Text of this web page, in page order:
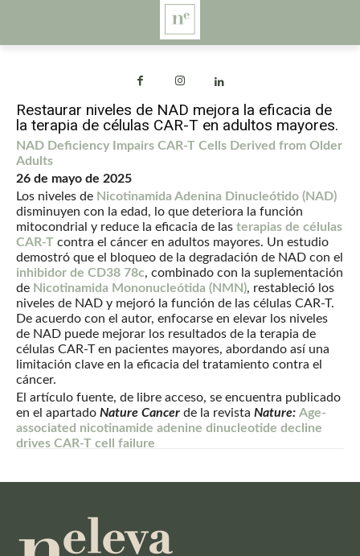
Restaurar niveles de NAD mejora la eficacia de
la terapia de células CAR-T en adultos mayores.
NAD Deficiency Impairs CAR-T Cells Derived from Older
Adults
26 de mayo de 2025
Los niveles de Nicotinamida Adenina Dinucleótido (NAD)
disminuyen con la edad, lo que deteriora la función
mitocondrial y reduce la eficacia de las terapias de células
CAR-T contra el cáncer en adultos mayores. Un estudio
demostró que el bloqueo de la degradación de NAD con el
inhibidor de CD38 78c, combinado con la suplementación
de Nicotinamida Mononucleótida (NMN), restableció los
niveles de NAD y mejoró la función de las células CAR-T.
De acuerdo con el autor, enfocarse en elevar los niveles
de NAD puede mejorar los resultados de la terapia de
células CAR-T en pacientes mayores, abordando así una
limitación clave en la eficacia del tratamiento contra el
cáncer.
El artículo fuente, de libre acceso, se encuentra publicado
en el apartado Nature Cancer de la revista Nature: Age-
associated nicotinamide adenine dinucleotide decline
drives CAR-T cell failure